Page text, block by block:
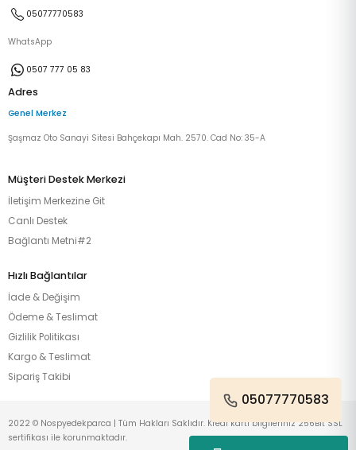
05077770583
WhatsApp
0507 777 05 83
Adres
Genel Merkez
Şaşmaz Oto Sanayi Sitesi Bahçekapı Mah. 2570. Cad No: 35-A
Müşteri Destek Merkezi
İletişim Merkezine Git
Canlı Destek
Bağlantı Metni#2
Hızlı Bağlantılar
İade & Değişim
Ödeme & Teslimat
Gizlilik Politikası
Kargo & Teslimat
Sipariş Takibi
05077770583
2022 © Nospyedekparca | Tüm Hakları Saklıdır. Kredi kartı bilgileriniz 256Bit SSL
sertifikası ile korunmaktadır.